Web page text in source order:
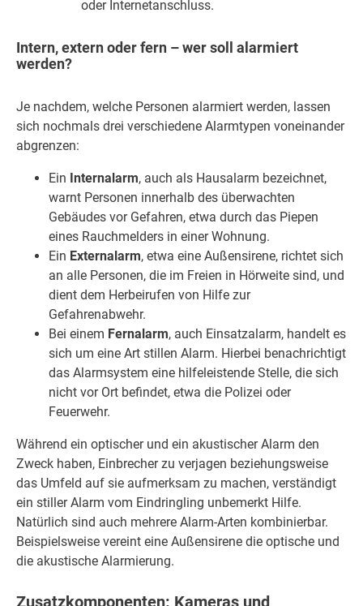
oder Internetanschluss.
Intern, extern oder fern – wer soll alarmiert
werden?
Je nachdem, welche Personen alarmiert werden, lassen
sich nochmals drei verschiedene Alarmtypen voneinander
abgrenzen:
Ein Internalarm, auch als Hausalarm bezeichnet,
warnt Personen innerhalb des überwachten
Gebäudes vor Gefahren, etwa durch das Piepen
eines Rauchmelders in einer Wohnung.
Ein Externalarm, etwa eine Außensirene, richtet sich
an alle Personen, die im Freien in Hörweite sind, und
dient dem Herbeirufen von Hilfe zur
Gefahrenabwehr.
Bei einem Fernalarm, auch Einsatzalarm, handelt es
sich um eine Art stillen Alarm. Hierbei benachrichtigt
das Alarmsystem eine hilfeleistende Stelle, die sich
nicht vor Ort befindet, etwa die Polizei oder
Feuerwehr.
Während ein optischer und ein akustischer Alarm den
Zweck haben, Einbrecher zu verjagen beziehungsweise
das Umfeld auf sie aufmerksam zu machen, verständigt
ein stiller Alarm vom Eindringling unbemerkt Hilfe.
Natürlich sind auch mehrere Alarm-Arten kombinierbar.
Beispielsweise vereint eine Außensirene die optische und
die akustische Alarmierung.
Zusatzkomponenten: Kameras und